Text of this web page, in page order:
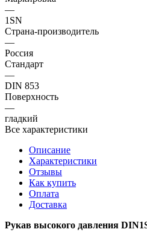
—
1SN
Страна-производитель
—
Россия
Стандарт
—
DIN 853
Поверхность
—
гладкий
Все характеристики
Описание
Характеристики
Отзывы
Как купить
Оплата
Доставка
Рукав высокого давления